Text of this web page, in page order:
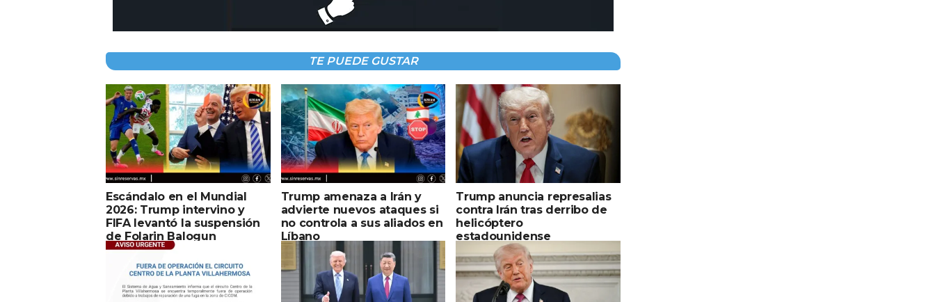
TE PUEDE GUSTAR
Escándalo en el Mundial
2026: Trump intervino y
FIFA levantó la suspensión
de Folarin Balogun
Trump amenaza a Irán y
advierte nuevos ataques si
no controla a sus aliados en
Líbano
Trump anuncia represalias
contra Irán tras derribo de
helicóptero
estadounidense